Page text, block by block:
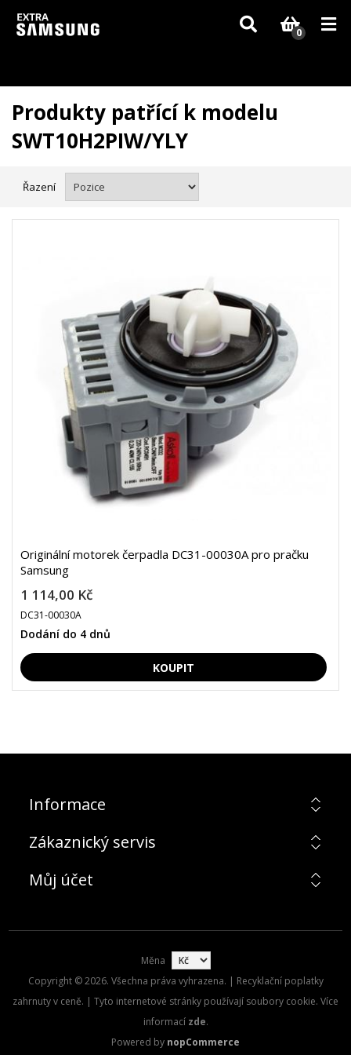
Vzhledem k aktuální situaci se může dodání dílů, které nejsou skladem,
zpozdit. Děkujeme za pochopení.
0
Produkty patřící k modelu
SWT10H2PIW/YLY
Řazení
Originální motorek čerpadla DC31-00030A pro pračku
Samsung
1 114,00 Kč
DC31-00030A
Dodání do 4 dnů
Informace
Zákaznický servis
Můj účet
Měna
Copyright © 2026. Všechna práva vyhrazena. | Recyklační poplatky
zahrnuty v ceně. | Tyto internetové stránky používají soubory cookie. Více
informací zde.
Powered by nopCommerce